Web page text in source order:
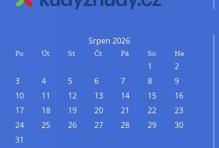
Srpen 2026
Po Út St Čt Pá So Ne
1
2
3
4 5 6 7 8
9
10
11 12 13 14 15
16
17
18 19 20 21 22
23
24
25 26 27 28 29
30
31